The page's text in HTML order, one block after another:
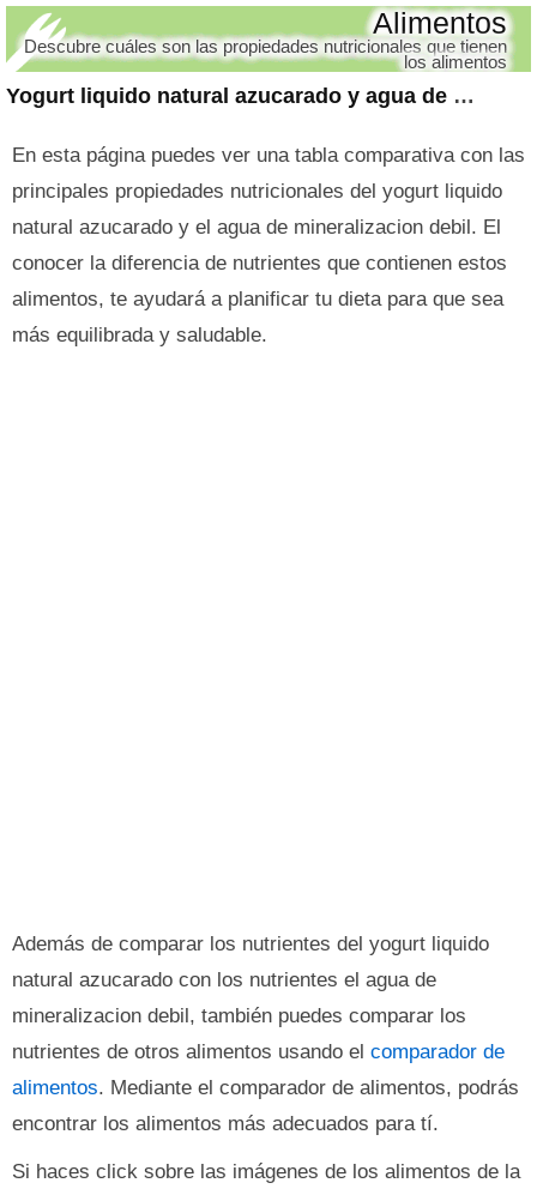
Yogurt liquido natural azucarado y agua de mineralizacion debil
Alimentos
Descubre cuáles son las propiedades nutricionales que tienen
los alimentos
En esta página puedes ver una tabla comparativa con las
principales propiedades nutricionales del yogurt liquido
natural azucarado y el agua de mineralizacion debil. El
conocer la diferencia de nutrientes que contienen estos
alimentos, te ayudará a planificar tu dieta para que sea
más equilibrada y saludable.
Además de comparar los nutrientes del yogurt liquido
natural azucarado con los nutrientes el agua de
mineralizacion debil, también puedes comparar los
nutrientes de otros alimentos usando el comparador de
alimentos. Mediante el comparador de alimentos, podrás
encontrar los alimentos más adecuados para tí.
Si haces click sobre las imágenes de los alimentos de la